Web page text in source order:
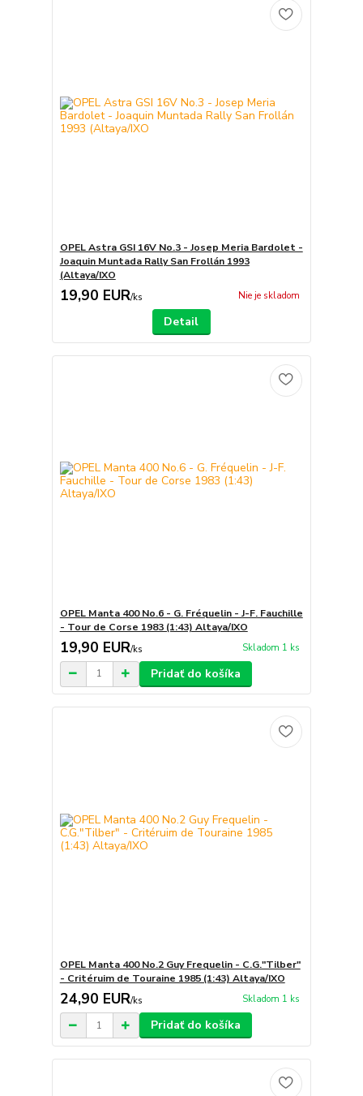
OPEL Astra GSI 16V No.3 - Josep Meria Bardolet -
Joaquin Muntada Rally San Frollán 1993
(Altaya/IXO
19,90 EUR/ks Nie je skladom
Detail
OPEL Manta 400 No.6 - G. Fréquelin - J-F. Fauchille
- Tour de Corse 1983 (1:43) Altaya/IXO
19,90 EUR/ks Skladom 1 ks
Pridať do košíka
OPEL Manta 400 No.2 Guy Frequelin - C.G."Tilber"
- Critéruim de Touraine 1985 (1:43) Altaya/IXO
24,90 EUR/ks Skladom 1 ks
Pridať do košíka